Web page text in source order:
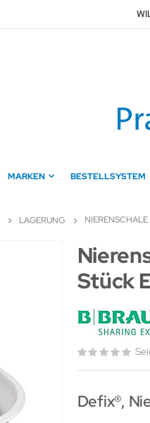
MARKEN BESTELLSYSTEM
LAGERUNG
Zum
Anfang
der
Bildergalerie
springen
Stück
Defix®,